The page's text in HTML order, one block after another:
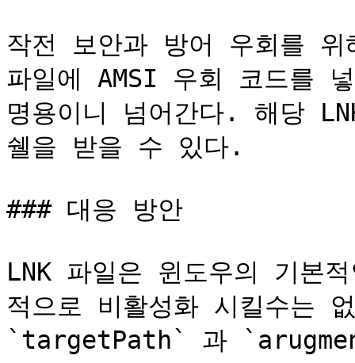
작전 보안과 방어 우회를 위
파일에 AMSI 우회 코드를
명용이니 넘어간다. 해당
쉘을 받을 수 있다.
### 대응 방안
LNK 파일은 윈도우의 기본
적으로 비활성화 시킬수는
`targetPath` 과